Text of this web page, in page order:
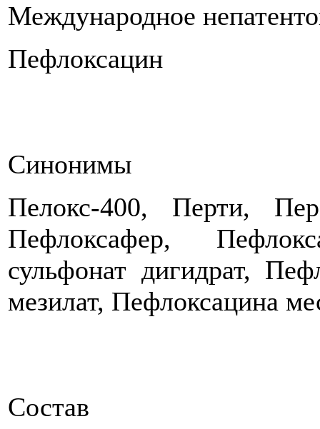
Международное
Пефлоксацин
Синонимы
Пелокс-400, Перти,
Пефлоксафер,
сульфонат дигидрат,
мезилат, Пефлоксацина
Состав